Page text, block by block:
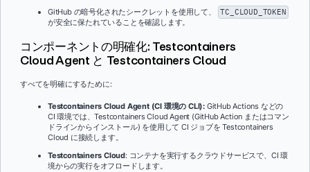
GitHub の暗号化されたシークレットを使用して、
TC_CLOUD_TOKEN
が安全に保たれていることを確認します。
コンポーネントの明確化: Testcontainers
Cloud Agent と Testcontainers Cloud
すべてを明確にするために:
Testcontainers Cloud Agent (CI 環境の CLI): GitHub Actions などの
CI 環境では、Testcontainers Cloud Agent (GitHub Action またはコマン
ドラインからインストール) を使用して CI ジョブを Testcontainers
Cloud に接続します。
Testcontainers Cloud: コンテナを実行するクラウドサービスで、CI 環
境からの実行をオフロードします。